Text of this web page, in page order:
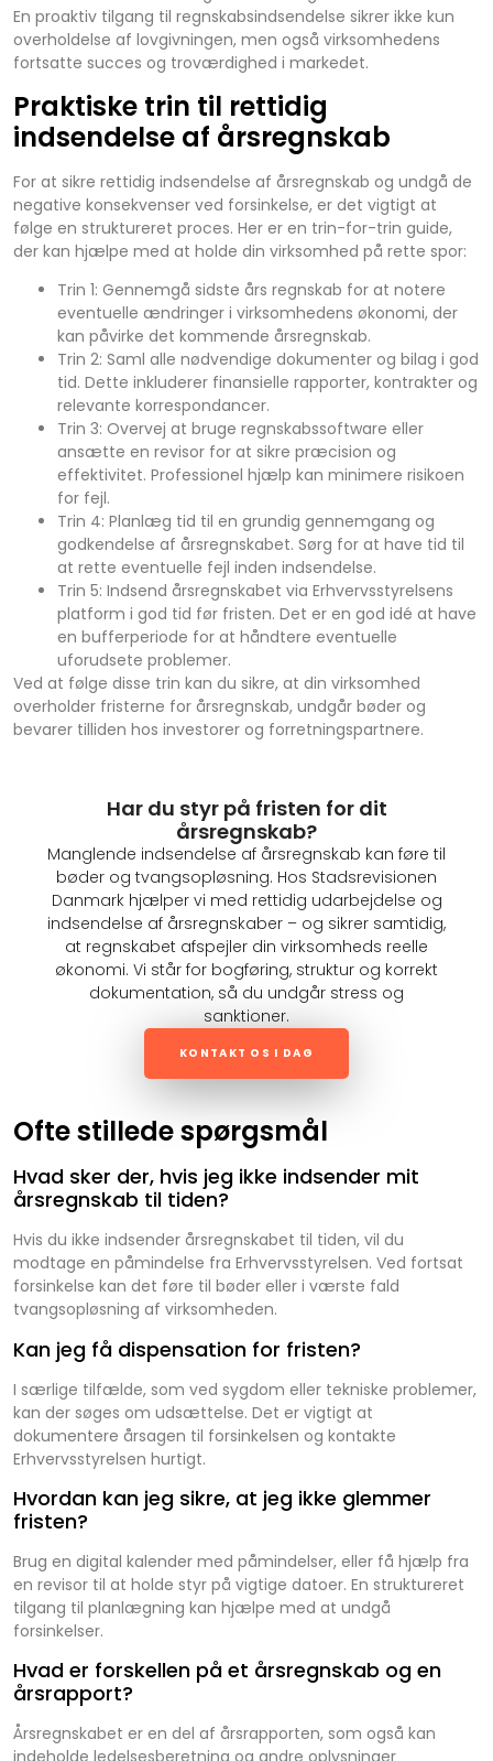
En proaktiv tilgang til regnskabsindsendelse sikrer ikke kun
overholdelse af lovgivningen, men også virksomhedens
fortsatte succes og troværdighed i markedet.
Praktiske trin til rettidig
indsendelse af årsregnskab
For at sikre rettidig indsendelse af årsregnskab og undgå de
negative konsekvenser ved forsinkelse, er det vigtigt at
følge en struktureret proces. Her er en trin-for-trin guide,
der kan hjælpe med at holde din virksomhed på rette spor:
Trin 1: Gennemgå sidste års regnskab for at notere
eventuelle ændringer i virksomhedens økonomi, der
kan påvirke det kommende årsregnskab.
Trin 2: Saml alle nødvendige dokumenter og bilag i god
tid. Dette inkluderer finansielle rapporter, kontrakter og
relevante korrespondancer.
Trin 3: Overvej at bruge regnskabssoftware eller
ansætte en revisor for at sikre præcision og
effektivitet. Professionel hjælp kan minimere risikoen
for fejl.
Trin 4: Planlæg tid til en grundig gennemgang og
godkendelse af årsregnskabet. Sørg for at have tid til
at rette eventuelle fejl inden indsendelse.
Trin 5: Indsend årsregnskabet via Erhvervsstyrelsens
platform i god tid før fristen. Det er en god idé at have
en bufferperiode for at håndtere eventuelle
uforudsete problemer.
Ved at følge disse trin kan du sikre, at din virksomhed
overholder fristerne for årsregnskab, undgår bøder og
bevarer tilliden hos investorer og forretningspartnere.
Har du styr på fristen for dit
årsregnskab?
Manglende indsendelse af årsregnskab kan føre til
bøder og tvangsopløsning. Hos Stadsrevisionen
Danmark hjælper vi med rettidig udarbejdelse og
indsendelse af årsregnskaber – og sikrer samtidig,
at regnskabet afspejler din virksomheds reelle
økonomi. Vi står for bogføring, struktur og korrekt
dokumentation, så du undgår stress og
sanktioner.
KONTAKT OS I DAG
Ofte stillede spørgsmål
Hvad sker der, hvis jeg ikke indsender mit
årsregnskab til tiden?
Hvis du ikke indsender årsregnskabet til tiden, vil du
modtage en påmindelse fra Erhvervsstyrelsen. Ved fortsat
forsinkelse kan det føre til bøder eller i værste fald
tvangsopløsning af virksomheden.
Kan jeg få dispensation for fristen?
I særlige tilfælde, som ved sygdom eller tekniske problemer,
kan der søges om udsættelse. Det er vigtigt at
dokumentere årsagen til forsinkelsen og kontakte
Erhvervsstyrelsen hurtigt.
Hvordan kan jeg sikre, at jeg ikke glemmer
fristen?
Brug en digital kalender med påmindelser, eller få hjælp fra
en revisor til at holde styr på vigtige datoer. En struktureret
tilgang til planlægning kan hjælpe med at undgå
forsinkelser.
Hvad er forskellen på et årsregnskab og en
årsrapport?
Årsregnskabet er en del af årsrapporten, som også kan